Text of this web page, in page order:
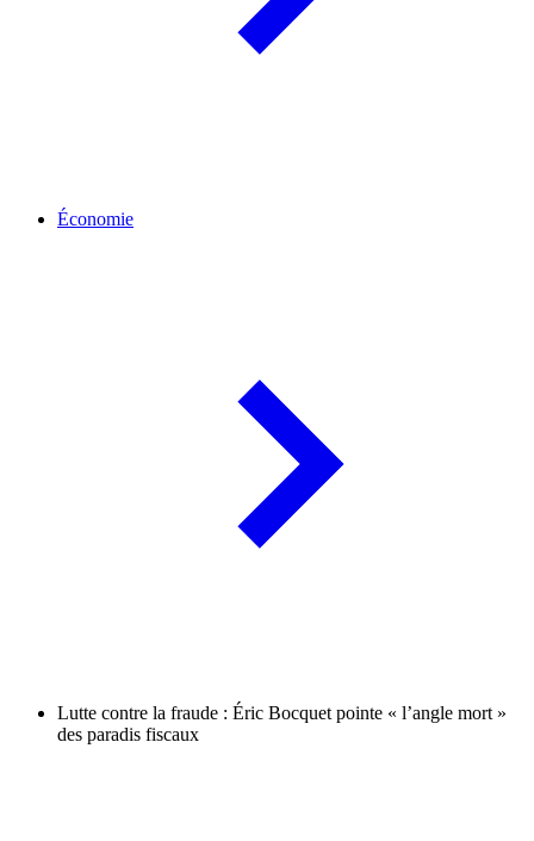
Économie
Lutte contre la fraude : Éric Bocquet pointe « l’angle mort »
des paradis fiscaux